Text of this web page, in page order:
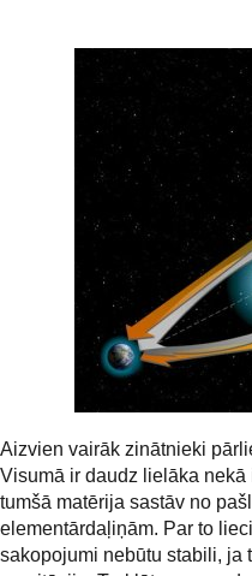
Aizvien vairāk zinātnieki
Visumā ir daudz lielāka
tumšā matērija sastāv no
elementārdaļiņām. Par to
sakopojumi nebūtu stabili, ja